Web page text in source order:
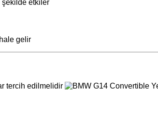
şekilde etkiler
gelir
tercih edilmelidir